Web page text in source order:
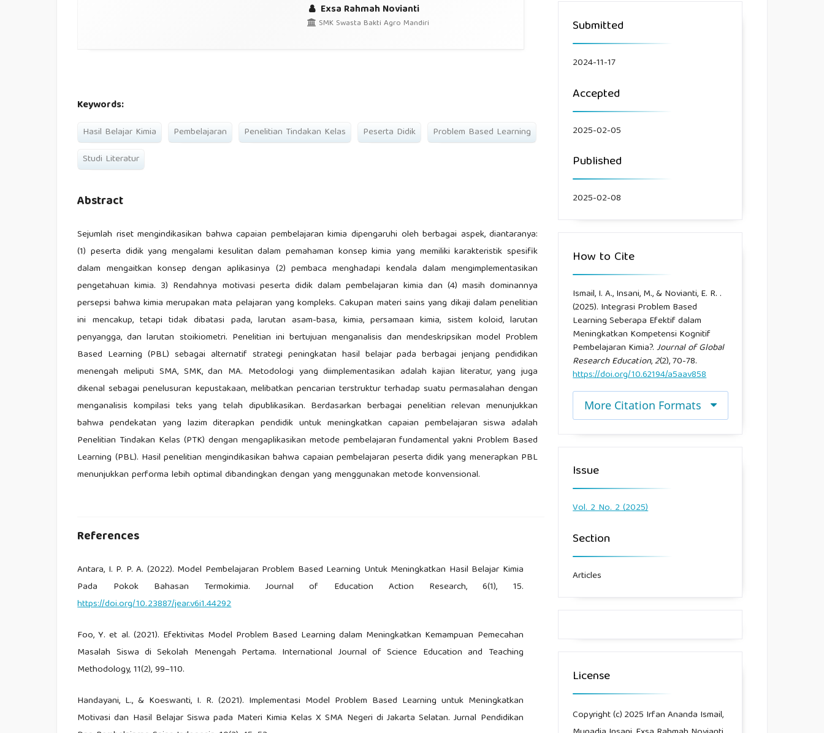
Exsa Rahmah Novianti
SMK Swasta Bakti Agro Mandiri
Keywords:
Hasil Belajar Kimia Pembelajaran Penelitian Tindakan Kelas Peserta Didik
Problem Based Learning
Studi Literatur
Abstract
Sejumlah riset mengindikasikan bahwa capaian pembelajaran kimia dipengaruhi oleh berbagai aspek, diantaranya:
(1) peserta didik yang mengalami kesulitan dalam pemahaman konsep kimia yang memiliki karakteristik spesifik
dalam mengaitkan konsep dengan aplikasinya (2) pembaca menghadapi kendala dalam mengimplementasikan
pengetahuan kimia. 3) Rendahnya motivasi peserta didik dalam pembelajaran kimia dan (4) masih dominannya
persepsi bahwa kimia merupakan mata pelajaran yang kompleks. Cakupan materi sains yang dikaji dalam penelitian
ini mencakup, tetapi tidak dibatasi pada, larutan asam-basa, kimia, persamaan kimia, sistem koloid, larutan
penyangga, dan larutan stoikiometri. Penelitian ini bertujuan menganalisis dan mendeskripsikan model Problem
Based Learning (PBL) sebagai alternatif strategi peningkatan hasil belajar pada berbagai jenjang pendidikan
menengah meliputi SMA, SMK, dan MA. Metodologi yang diimplementasikan adalah kajian literatur, yang juga
dikenal sebagai penelusuran kepustakaan, melibatkan pencarian terstruktur terhadap suatu permasalahan dengan
menganalisis kompilasi teks yang telah dipublikasikan. Berdasarkan berbagai penelitian relevan menunjukkan
bahwa pendekatan yang lazim diterapkan pendidik untuk meningkatkan capaian pembelajaran siswa adalah
Penelitian Tindakan Kelas (PTK) dengan mengaplikasikan metode pembelajaran fundamental yakni Problem Based
Learning (PBL). Hasil penelitian mengindikasikan bahwa capaian pembelajaran peserta didik yang menerapkan PBL
menunjukkan performa lebih optimal dibandingkan dengan yang menggunakan metode konvensional.
References
Antara, I. P. P. A. (2022). Model Pembelajaran Problem Based Learning Untuk Meningkatkan Hasil Belajar Kimia
Pada Pokok Bahasan Termokimia. Journal of Education Action Research, 6(1), 15.
https://doi.org/10.23887/jear.v6i1.44292
Foo, Y. et al. (2021). Efektivitas Model Problem Based Learning dalam Meningkatkan Kemampuan Pemecahan
Masalah Siswa di Sekolah Menengah Pertama. International Journal of Science Education and Teaching
Methodology, 11(2), 99–110.
Handayani, L., & Koeswanti, I. R. (2021). Implementasi Model Problem Based Learning untuk Meningkatkan
Motivasi dan Hasil Belajar Siswa pada Materi Kimia Kelas X SMA Negeri di Jakarta Selatan. Jurnal Pendidikan
Submitted
2024-11-17
Accepted
2025-02-05
Published
2025-02-08
How to Cite
Ismail, I. A., Insani, M., & Novianti, E. R. .
(2025). Integrasi Problem Based
Learning Seberapa Efektif dalam
Meningkatkan Kompetensi Kognitif
Pembelajaran Kimia?.Journal of Global
Research Education,2(2), 70-78.
https://doi.org/10.62194/a5aav858
More Citation Formats
Issue
Vol. 2 No. 2 (2025)
Section
Articles
License
Copyright (c) 2025 Irfan Ananda Ismail,